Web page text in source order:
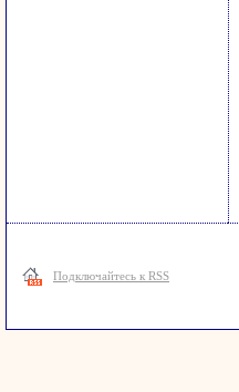
Подключайтесь к RSS